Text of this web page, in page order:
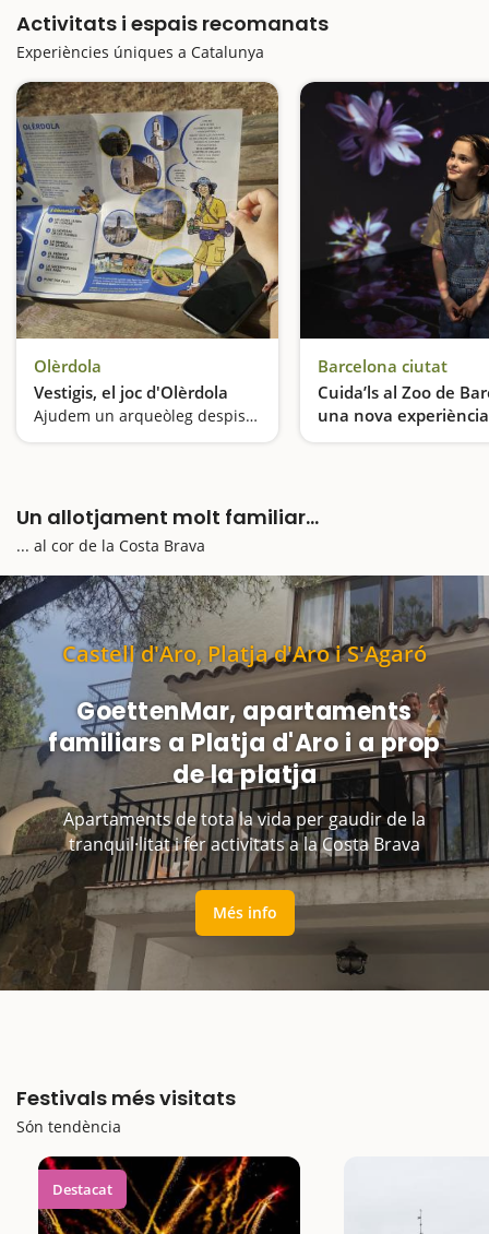
Activitats i espais recomanats
Experiències úniques a Catalunya
Olèrdola
Vestigis, el joc d'Olèrdola
Ajudem un arqueòleg despistat a resoldre enigmes sobre el patrimoni del municipi
Barcelona ciutat
Cuida’ls al Zoo de
una nova experiència
immersiva
Un allotjament molt familiar...
... al cor de la Costa Brava
Castell d'Aro, Platja d'Aro i S'Agaró
GoettenMar, apartaments
familiars a Platja d'Aro i a prop
de la platja
Apartaments de tota la vida per gaudir de la
tranquil·litat i fer activitats a la Costa Brava
Més info
Festivals més visitats
Són tendència
Destacat